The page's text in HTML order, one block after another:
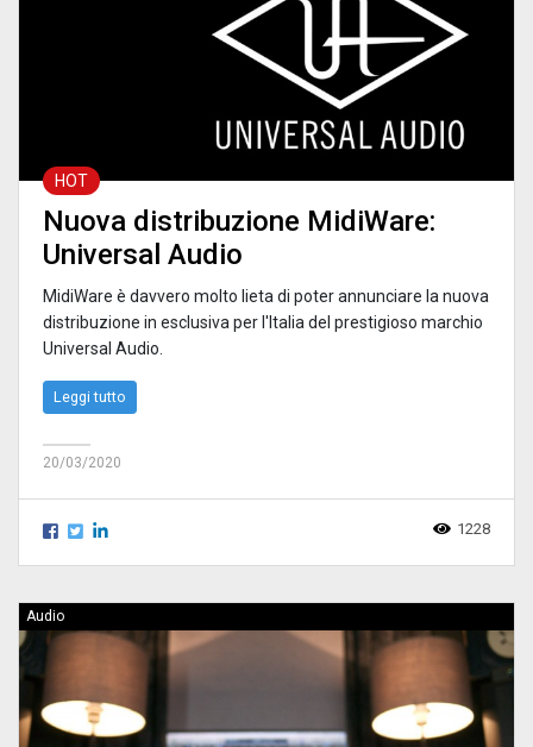
HOT
Nuova distribuzione MidiWare:
Universal Audio
MidiWare è davvero molto lieta di poter annunciare la nuova
distribuzione in esclusiva per l'Italia del prestigioso marchio
Universal Audio.
Leggi tutto
20/03/2020
1228
Audio